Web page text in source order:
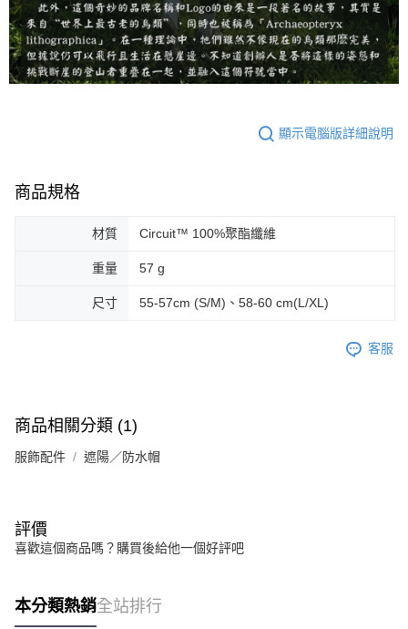
顯示電腦版詳細說明
商品規格
材質 Circuit™ 100%聚酯纖維
重量 57 g
尺寸 55-57cm (S/M)、58-60 cm(L/XL)
客服
商品相關分類 (1)
服飾配件 遮陽／防水帽
評價
喜歡這個商品嗎？購買後給他一個好評吧
本分類熱銷全站排行